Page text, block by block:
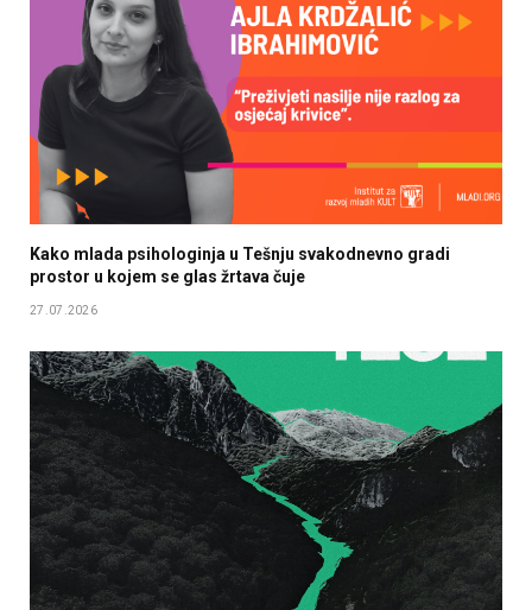
Kako mlada psihologinja u Tešnju svakodnevno gradi
prostor u kojem se glas žrtava čuje
27.07.2026